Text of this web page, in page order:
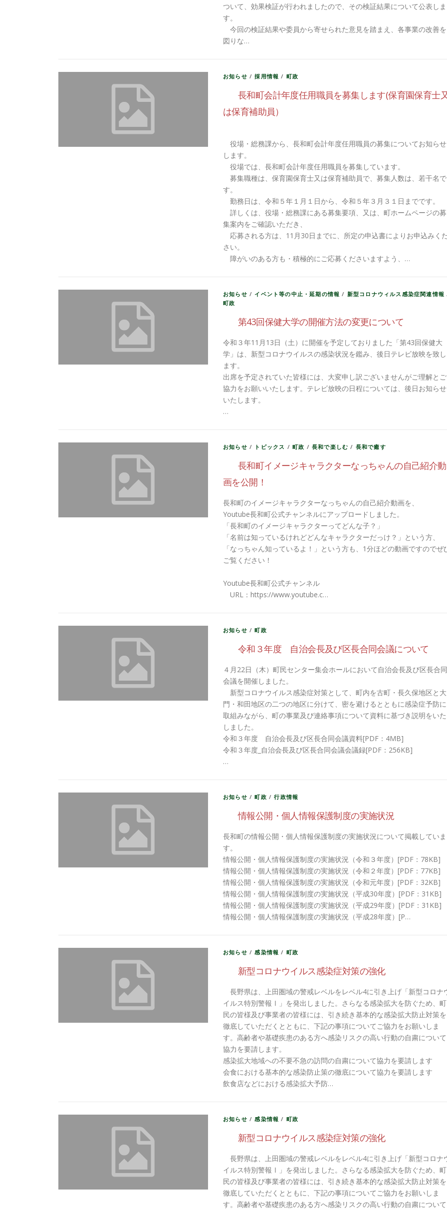
ついて、効果検証が行われましたので、その検証結果について公表しま
す。
今回の検証結果や委員から寄せられた意見を踏まえ、各事業の改善を
図りな…
お知らせ /採用情報 / 町政
長和町会計年度任用職員を募集します(保育園保育士
は保育補助員）
役場・総務課から、長和町会計年度任用職員の募集についてお知らせ
します。
役場では、長和町会計年度任用職員を募集しています。
募集職種は、保育園保育士又は保育補助員で、募集人数は、若干名で
す。
勤務日は、令和５年１月１日から、令和５年３月３１日までです。
詳しくは、役場・総務課にある募集要項、又は、町ホームページの募
集案内をご確認いただき、
応募される方は、11月30日までに、所定の申込書によりお申込みく
さい。
障がいのある方も・積極的にご応募くださいますよう、…
お知らせ /イベント等の中止・延期の情報 / 新型コロナウィルス感染症関連情報
町政
第43回保健大学の開催方法の変更について
令和３年11月13日（土）に開催を予定しておりました「第43回保健大
学」は、新型コロナウイルスの感染状況を鑑み、後日テレビ放映を致し
ます。
出席を予定されていた皆様には、大変申し訳ございませんがご理解とご
協力をお願いいたします。テレビ放映の日程については、後日お知らせ
いたします。
…
お知らせ / トピックス /町政 /長和で楽しむ / 長和で癒す
長和町イメージキャラクターなっちゃんの自己紹介動
画を公開！
長和町のイメージキャラクターなっちゃんの自己紹介動画を、
Youtube長和町公式チャンネルにアップロードしました。
「長和町のイメージキャラクターってどんな子？」
「名前は知っているけれどどんなキャラクターだっけ？」という方、
「なっちゃん知っているよ！」という方も、1分ほどの動画ですのでぜ
ご覧ください！
Youtube長和町公式チャンネル
URL：https://www.youtube.c…
お知らせ /町政
令和３年度 自治会長及び区長合同会議について
４月22日（木）町民センター集会ホールにおいて自治会長及び区長合同
会議を開催しました。
新型コロナウイルス感染症対策として、町内を古町・長久保地区と大
門・和田地区の二つの地区に分けて、密を避けるとともに感染症予防に
取組みながら、町の事業及び連絡事項について資料に基づき説明をいた
しました。
令和３年度 自治会長及び区長合同会議資料[PDF：4MB]
令和３年度_自治会長及び区長合同会議会議録[PDF：256KB]
…
お知らせ /町政 /行政情報
情報公開・個人情報保護制度の実施状況
長和町の情報公開・個人情報保護制度の実施状況について掲載していま
す。
情報公開・個人情報保護制度の実施状況（令和３年度）[PDF：78KB]
情報公開・個人情報保護制度の実施状況（令和２年度）[PDF：77KB]
情報公開・個人情報保護制度の実施状況（令和元年度）[PDF：32KB]
情報公開・個人情報保護制度の実施状況（平成30年度）[PDF：31KB]
情報公開・個人情報保護制度の実施状況（平成29年度）[PDF：31KB]
情報公開・個人情報保護制度の実施状況（平成28年度）[P…
お知らせ /感染情報 / 町政
新型コロナウイルス感染症対策の強化
長野県は、上田圏域の警戒レベルをレベル4に引き上げ「新型コロナ
イルス特別警報Ⅰ」を発出しました。さらなる感染拡大を防ぐため、町
民の皆様及び事業者の皆様には、引き続き基本的な感染拡大防止対策を
徹底していただくとともに、下記の事項についてご協力をお願いしま
す。高齢者や基礎疾患のある方へ感染リスクの高い行動の自粛について
協力を要請します。
感染拡大地域への不要不急の訪問の自粛について協力を要請します
会食における基本的な感染防止策の徹底について協力を要請します
飲食店などにおける感染拡大予防…
お知らせ /感染情報 / 町政
新型コロナウイルス感染症対策の強化
長野県は、上田圏域の警戒レベルをレベル4に引き上げ「新型コロナ
イルス特別警報Ⅰ」を発出しました。さらなる感染拡大を防ぐため、町
民の皆様及び事業者の皆様には、引き続き基本的な感染拡大防止対策を
徹底していただくとともに、下記の事項についてご協力をお願いしま
す。高齢者や基礎疾患のある方へ感染リスクの高い行動の自粛について